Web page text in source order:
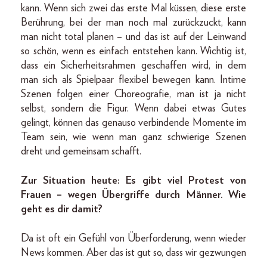
kann. Wenn sich zwei das erste Mal küssen, diese erste
Berührung, bei der man noch mal zurückzuckt, kann
man nicht total planen – und das ist auf der Leinwand
so schön, wenn es einfach entstehen kann. Wichtig ist,
dass ein Sicherheitsrahmen geschaffen wird, in dem
man sich als Spielpaar flexibel bewegen kann. Intime
Szenen folgen einer Choreografie, man ist ja nicht
selbst, sondern die Figur. Wenn dabei etwas Gutes
gelingt, können das genauso verbindende Momente im
Team sein, wie wenn man ganz schwierige Szenen
dreht und gemeinsam schafft.
Zur Situation heute: Es gibt viel Protest von
Frauen – wegen Übergriffe durch Männer. Wie
geht es dir damit?
Da ist oft ein Gefühl von Überforderung, wenn wieder
News kommen. Aber das ist gut so, dass wir gezwungen